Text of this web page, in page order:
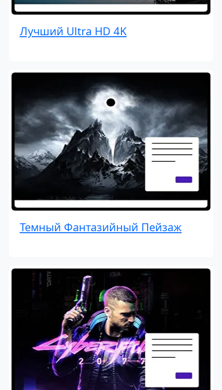
Лучший Ultra HD 4K
Темный Фантазийный Пейзаж